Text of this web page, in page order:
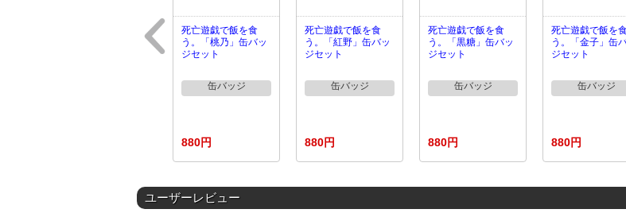
死亡遊戯で飯を食
う。「桃乃」缶バッ
ジセット
缶バッジ
880円
死亡遊戯で飯を食
う。「紅野」缶バッ
ジセット
缶バッジ
880円
死亡遊戯で飯を食
う。「黒糖」缶バッ
ジセット
缶バッジ
880円
死亡遊戯で飯を
う。「金子」缶
ジセット
缶バッジ
880円
ユーザーレビュー